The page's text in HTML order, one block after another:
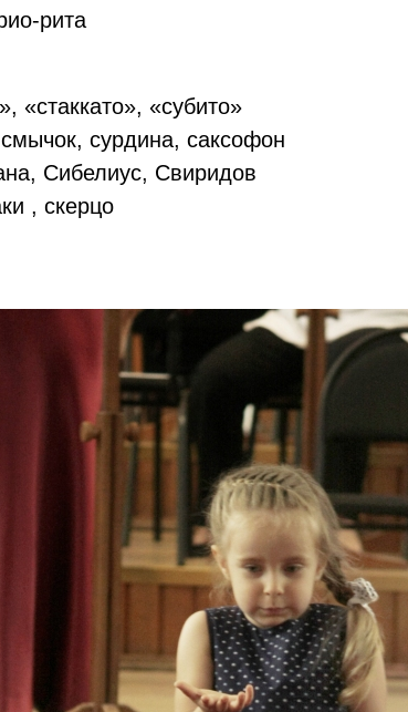
рита
«стаккато», «субито»
сурдина, саксофон
Сибелиус, Свиридов
, скерцо